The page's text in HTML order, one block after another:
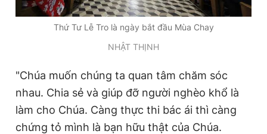
Phó tổng biên tập: Trần Việt Hưng
Tổng thư ký tòa soạn: Đức Trung
© 2003-2026 Bản quyền thuộc về Báo Thanh Niên. Cấm sao
Thứ Tư Lễ Tro là ngày bắt đầu Mùa Chay
NHẬT THỊNH
"Chúa muốn chúng ta quan tâm chăm sóc
nhau. Chia sẻ và giúp đỡ người nghèo khổ là
làm cho Chúa. Càng thực thi bác ái thì càng
chứng tỏ mình là bạn hữu thật của Chúa.